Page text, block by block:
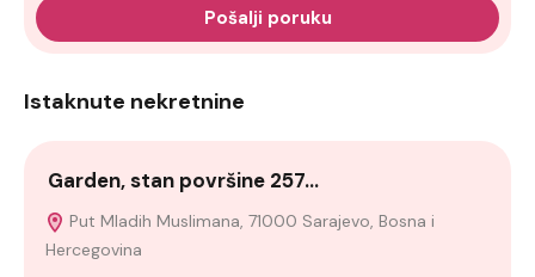
Pošalji poruku
Istaknute nekretnine
Garden, stan površine 257…
Put Mladih Muslimana, 71000 Sarajevo, Bosna i
Hercegovina